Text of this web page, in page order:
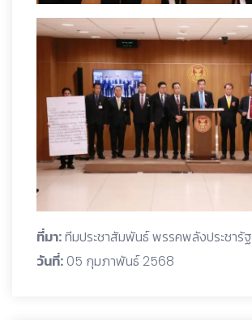
ที่มา:ทีมประชาสัมพันธ์ พรรคพลังประชารัฐ
วันที่: 05 กุมภาพันธ์ 2568